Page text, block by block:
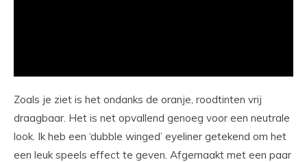
Zoals je ziet is het ondanks de oranje, roodtinten vrij
draagbaar. Het is net opvallend genoeg voor een neutrale
look. Ik heb een ‘dubble winged’ eyeliner getekend om het
een leuk speels effect te geven. Afgemaakt met een paar